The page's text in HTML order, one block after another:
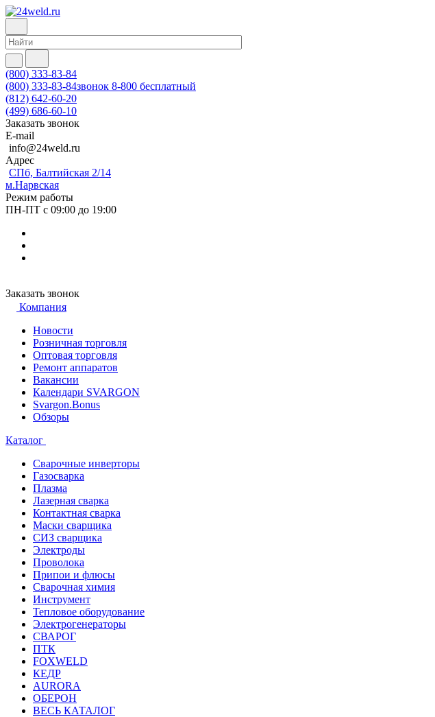
(800) 333-83-84
(800) 333-83-84звонок 8-800 бесплатный
(812) 642-60-20
(499) 686-60-10
Заказать звонок
E-mail
info@24weld.ru
Адрес
СПб, Балтийская 2/14
м.Нарвская
Режим работы
ПН-ПТ с 09:00 до 19:00
Заказать звонок
Компания
Новости
Розничная торговля
Оптовая торговля
Ремонт аппаратов
Вакансии
Календари SVARGON
Svargon.Bonus
Обзоры
Каталог
Сварочные инверторы
Газосварка
Плазма
Лазерная сварка
Контактная сварка
Маски сварщика
СИЗ сварщика
Электроды
Проволока
Припои и флюсы
Сварочная химия
Инструмент
Тепловое оборудование
Электрогенераторы
СВАРОГ
ПТК
FOXWELD
КЕДР
AURORA
ОБЕРОН
ВЕСЬ КАТАЛОГ